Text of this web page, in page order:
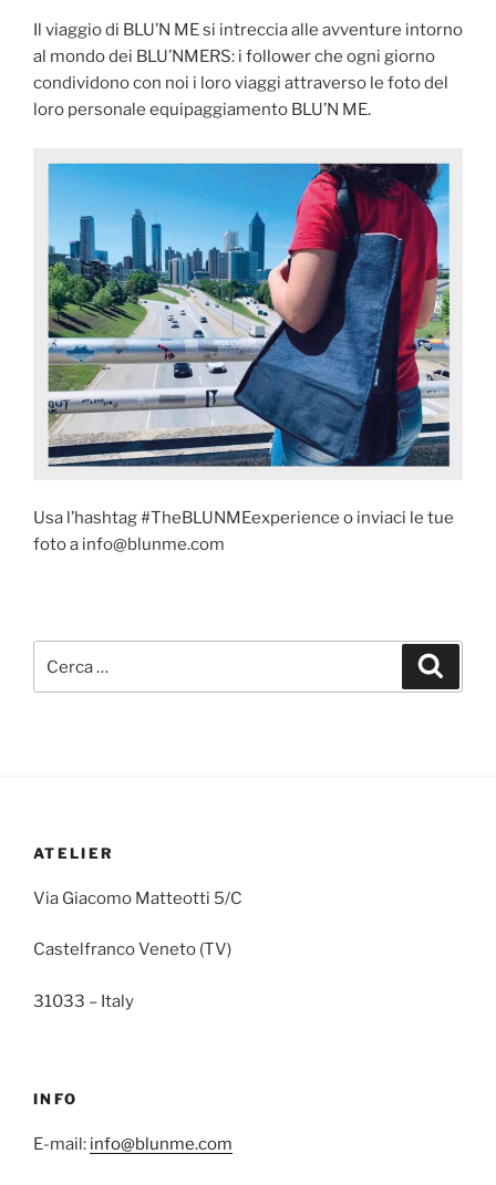
Il viaggio di BLU’N ME si intreccia alle avventure intorno
al mondo dei BLU’NMERS: i follower che ogni giorno
condividono con noi i loro viaggi attraverso le foto del
loro personale equipaggiamento BLU’N ME.
Usa l’hashtag #TheBLUNMEexperience o inviaci le tue
foto a info@blunme.com
ATELIER
Via Giacomo Matteotti 5/C
Castelfranco Veneto (TV)
31033 – Italy
INFO
E-mail: info@blunme.com